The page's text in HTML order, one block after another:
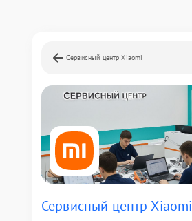
Сервисный центр Xiaomi
Сервисный центр Xiaomi